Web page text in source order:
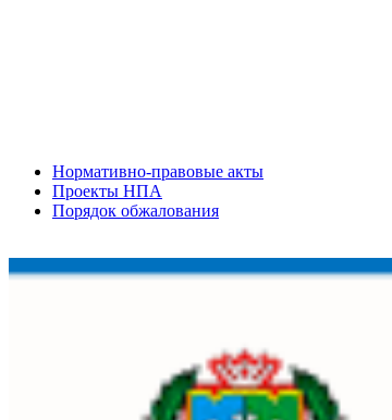
Нормативно-правовые акты
Проекты НПА
Порядок обжалования